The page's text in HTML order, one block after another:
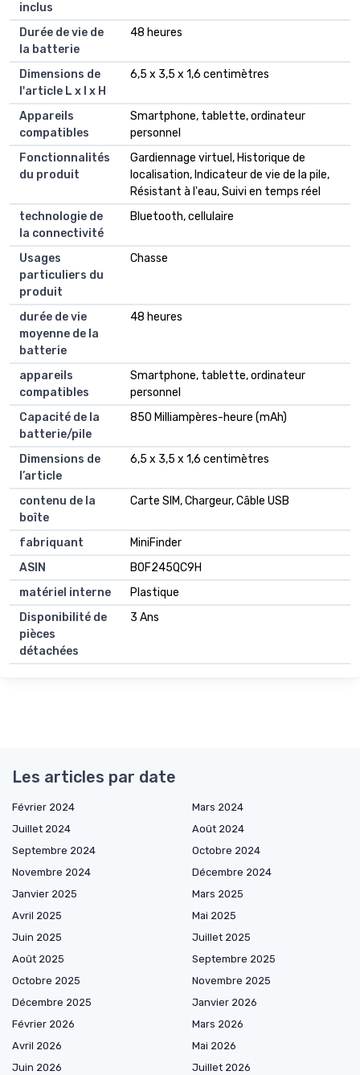
inclus
Durée de vie de
la batterie
48 heures
Dimensions de
l'article L x l x H
6,5 x 3,5 x 1,6 centimètres
Appareils
compatibles
Smartphone, tablette, ordinateur
personnel
Fonctionnalités
du produit
Gardiennage virtuel, Historique de
localisation, Indicateur de vie de la pile,
Résistant à l'eau, Suivi en temps réel
technologie de
la connectivité
Bluetooth, cellulaire
Usages
particuliers du
produit
Chasse
durée de vie
moyenne de la
batterie
48 heures
appareils
compatibles
Smartphone, tablette, ordinateur
personnel
Capacité de la
batterie/pile
850 Milliampères-heure (mAh)
Dimensions de
l’article
6,5 x 3,5 x 1,6 centimètres
contenu de la
boîte
Carte SIM, Chargeur, Câble USB
fabriquant
MiniFinder
ASIN
B0F245QC9H
matériel interne
Plastique
Disponibilité de
pièces
détachées
3 Ans
Les articles par date
Février 2024
Mars 2024
Juillet 2024
Août 2024
Septembre 2024
Octobre 2024
Novembre 2024
Décembre 2024
Janvier 2025
Mars 2025
Avril 2025
Mai 2025
Juin 2025
Juillet 2025
Août 2025
Septembre 2025
Octobre 2025
Novembre 2025
Décembre 2025
Janvier 2026
Février 2026
Mars 2026
Avril 2026
Mai 2026
Juin 2026
Juillet 2026